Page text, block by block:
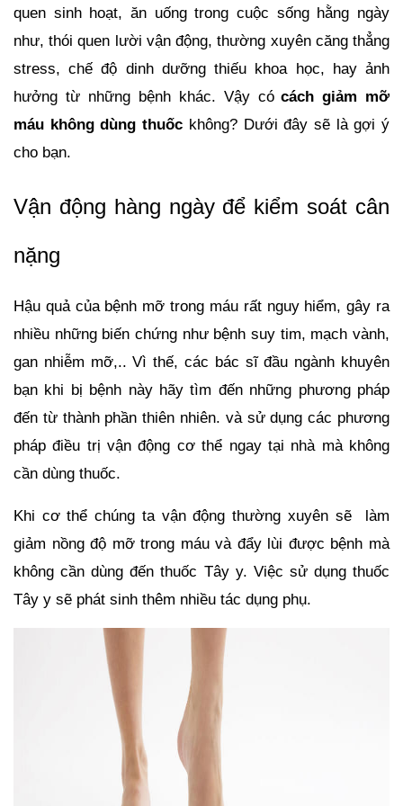
quen sinh hoạt, ăn uống trong cuộc sống hằng ngày
như, thói quen lười vận động, thường xuyên căng thẳng
stress, chế độ dinh dưỡng thiếu khoa học, hay ảnh
hưởng từ những bệnh khác. Vậy có cách giảm mỡ
máu không dùng thuốc không? Dưới đây sẽ là gợi ý
cho bạn.
Vận động hàng ngày để kiểm soát cân
nặng
Hậu quả của bệnh mỡ trong máu rất nguy hiểm, gây ra
nhiều những biến chứng như bệnh suy tim, mạch vành,
gan nhiễm mỡ,.. Vì thế, các bác sĩ đầu ngành khuyên
bạn khi bị bệnh này hãy tìm đến những phương pháp
đến từ thành phần thiên nhiên. và sử dụng các phương
pháp điều trị vận động cơ thể ngay tại nhà mà không
cần dùng thuốc.
Khi cơ thể chúng ta vận động thường xuyên sẽ  làm
giảm nồng độ mỡ trong máu và đẩy lùi được bệnh mà
không cần dùng đến thuốc Tây y. Việc sử dụng thuốc
Tây y sẽ phát sinh thêm nhiều tác dụng phụ.